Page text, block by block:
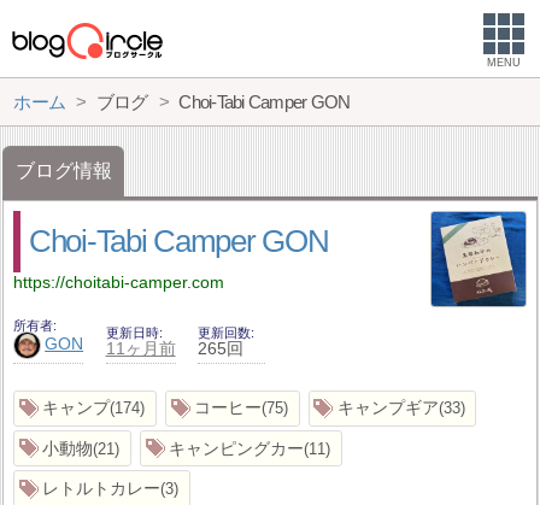
MENU
ホーム ブログ Choi-Tabi Camper GON
ブログ情報
Choi-Tabi Camper GON
https://choitabi-camper.com
所有者
GON
更新日時
11ヶ月前
更新回数
265回
キャンプ 174 コーヒー 75 キャンプギア 33
小動物 21 キャンピングカー 11
レトルトカレー 3